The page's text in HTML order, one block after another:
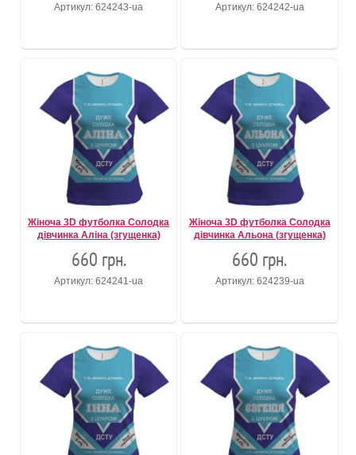
Артикул: 624243-ua Артикул: 624242-ua
Жіноча 3D футболка Солодка
дівчинка Аліна (згущенка)
660 грн.
Артикул: 624241-ua
Жіноча 3D футболка Солодка
дівчинка Альона (згущенка)
660 грн.
Артикул: 624239-ua